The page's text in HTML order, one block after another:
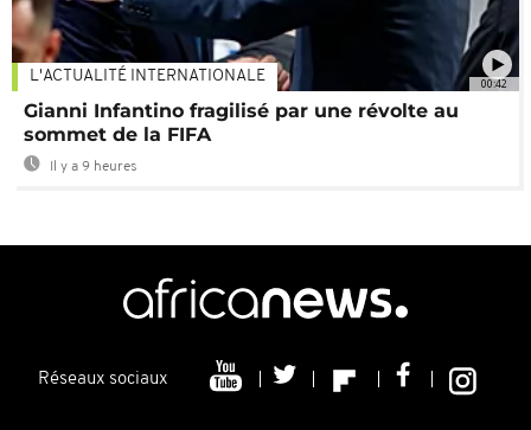
00:42
L'ACTUALITÉ INTERNATIONALE
Gianni Infantino fragilisé par une révolte au
sommet de la FIFA
Il y a 9 heures
Réseaux sociaux